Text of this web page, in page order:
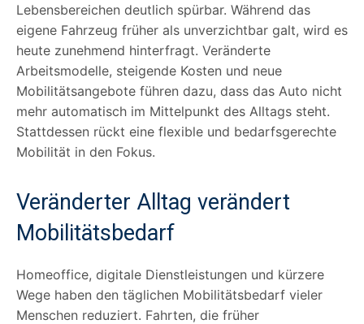
Lebensbereichen deutlich spürbar. Während das
eigene Fahrzeug früher als unverzichtbar galt, wird es
heute zunehmend hinterfragt. Veränderte
Arbeitsmodelle, steigende Kosten und neue
Mobilitätsangebote führen dazu, dass das Auto nicht
mehr automatisch im Mittelpunkt des Alltags steht.
Stattdessen rückt eine flexible und bedarfsgerechte
Mobilität in den Fokus.
Veränderter Alltag verändert
Mobilitätsbedarf
Homeoffice, digitale Dienstleistungen und kürzere
Wege haben den täglichen Mobilitätsbedarf vieler
Menschen reduziert. Fahrten, die früher